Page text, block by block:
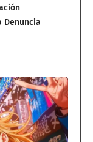
Denuncia